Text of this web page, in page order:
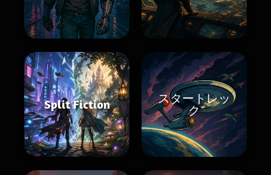
Split Fiction
スタートレッ
ク